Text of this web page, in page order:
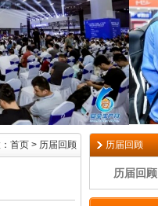
首页 > 历届回顾 历届回顾
历届回顾